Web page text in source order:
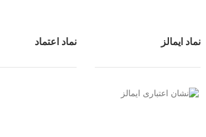
نماد ایمالز نماد اعتماد